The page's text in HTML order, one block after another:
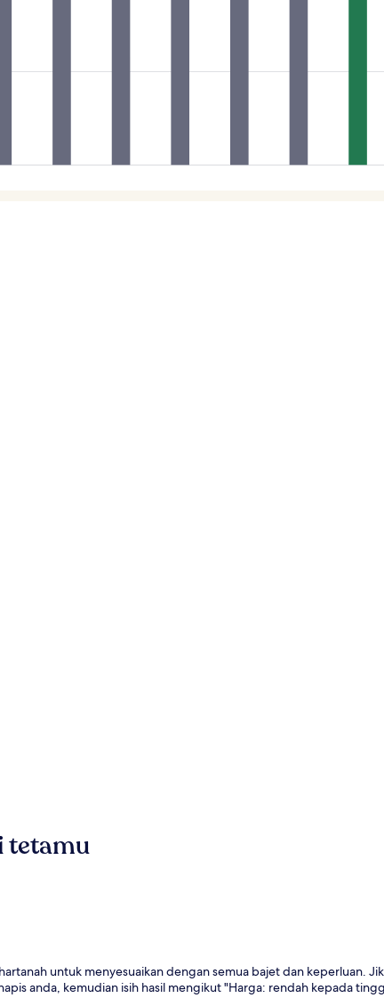
tetamu
untuk menyesuaikan dengan semua bajet dan keperluan.
anda, kemudian isih hasil mengikut "Harga: rendah kepada